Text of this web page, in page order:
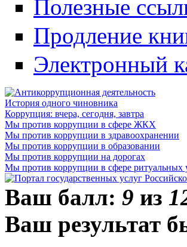
Полезные
Продление
Электронный
История одного чиновника
Коррупция: вчера, сегодня, завтра
Мы против коррупции в сфере ЖКХ
Мы против коррупции в здравоохранении
Мы против коррупции в образовании
Мы против коррупции на дорогах
Мы против коррупции в сфере ритуальных
Ваш балл: 9 из
Ваш результат